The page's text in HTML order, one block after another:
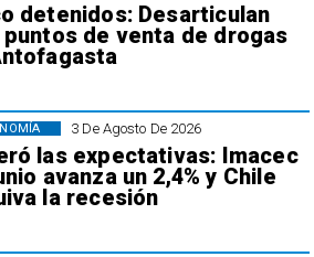
detenidos: Desarticulan
de venta de drogas
3 De Agosto De 2026
las expectativas: Imacec
avanza un 2,4% y Chile
la recesión